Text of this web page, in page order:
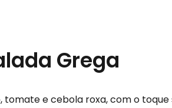
Grega
e cebola roxa, com o